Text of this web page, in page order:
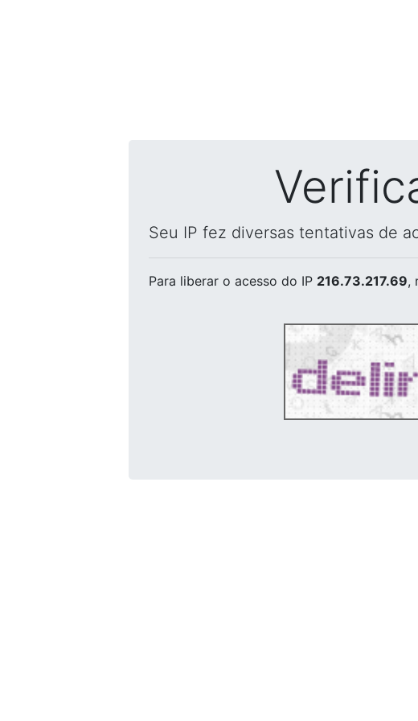
Seu IP fez diversas tentativas de
Para liberar o acesso do IP 216.73.217.69,